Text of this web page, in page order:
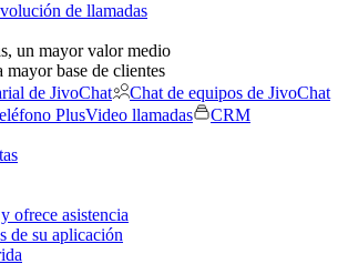
de llamadas
un mayor valor medio
mayor base de clientes
de JivoChat
Chat de equipos de JivoChat
PlusVideo llamadas
CRM
ofrece asistencia
de su aplicación